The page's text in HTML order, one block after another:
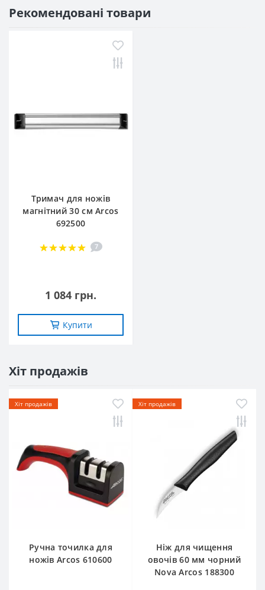
Рекомендовані товари
Тримач для ножів
магнітний 30 см Arcos
692500
7
1 084 грн.
Купити
Хіт продажів
Хіт продажів
Ручна точилка для
ножів Arcos 610600
Хіт продажів
Ніж для чищення
овочів 60 мм чорний
Nova Arcos 188300